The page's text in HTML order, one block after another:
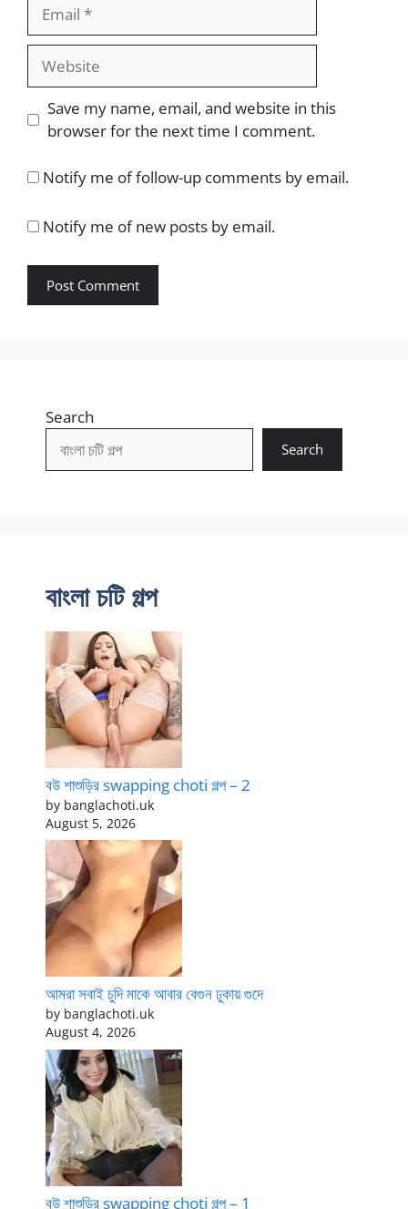
Website
Save my name, email, and website in this
browser for the next time I comment.
Notify me of follow-up comments by email.
Notify me of new posts by email.
Search
Search
বাংলা চটি গল্প
বউ শাশুড়ির swapping choti গল্প – 2
by banglachoti.uk
August 5, 2026
আমরা সবাই চুদি মাকে আবার বেগুন ঢুকায় গুদে
by banglachoti.uk
August 4, 2026
বউ শাশুড়ির swapping choti গল্প – 1